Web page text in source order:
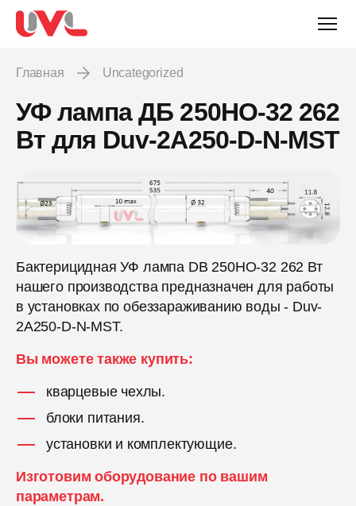
Главная Uncategorized
УФ лампа ДБ 250НО-32 262
Вт для Duv-2А250-D-N-MST
Бактерицидная УФ лампа DB 250НО-32 262 Вт
нашего производства предназначен для работы
в установках по обеззараживанию воды - Duv-
2А250-D-N-MST.
Вы можете также купить:
кварцевые чехлы.
блоки питания.
установки и комплектующие.
Изготовим оборудование по вашим
параметрам.